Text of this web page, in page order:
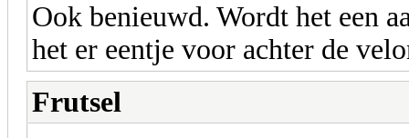
Ook benieuwd. Wordt het een
het er eentje voor achter de
Frutsel